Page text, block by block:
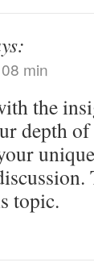
min
the
depth
topic.